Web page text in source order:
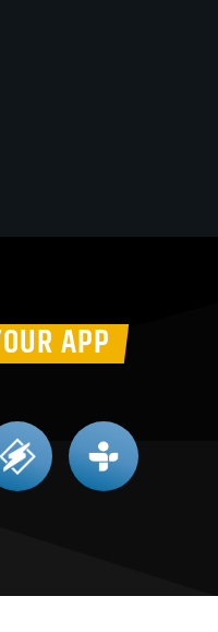
APP